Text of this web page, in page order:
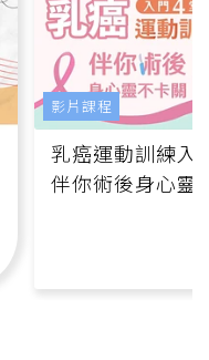
乳癌運動訓練入
伴你術後身心靈
影片課程